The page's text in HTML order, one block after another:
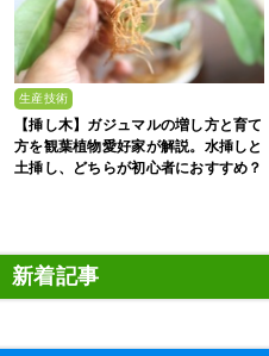
生産技術
【挿し木】ガジュマルの増し方と育て
方を観葉植物愛好家が解説。水挿しと
土挿し、どちらが初心者におすすめ？
新着記事